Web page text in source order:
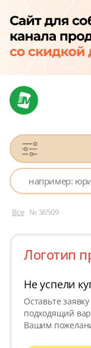
Все № 36509
Логотип
Не успели
Оставьте
подходящий
Вашим